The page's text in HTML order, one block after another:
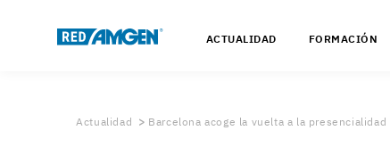
ACTUALIDAD FORMACIÓN
Actualidad Barcelona acoge la vuelta a la